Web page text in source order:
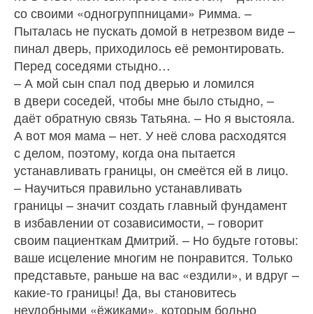
со своими «одногруппницами» Римма. –
Пыталась не пускать домой в нетрезвом виде –
пинал дверь, приходилось её ремонтировать.
Перед соседями стыдно…
– А мой сын спал под дверью и ломился
в двери соседей, чтобы мне было стыдно, –
даёт обратную связь Татьяна. – Но я выстояла.
А вот моя мама – нет. У неё слова расходятся
с делом, поэтому, когда она пытается
устанавливать границы, он смеётся ей в лицо.
– Научиться правильно устанавливать
границы – значит создать главный фундамент
в избавлении от созависимости, – говорит
своим пациенткам Дмитрий. – Но будьте готовы:
ваше исцеление многим не понравится. Только
представьте, раньше на вас «ездили», и вдруг –
какие‑то границы! Да, вы становитесь
неудобными «ёжиками», которым больно